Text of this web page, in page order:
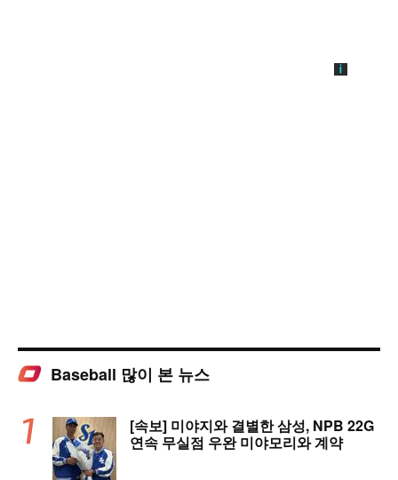
Baseball 많이 본 뉴스
[속보] 미야지와 결별한 삼성, NPB 22G
연속 무실점 우완 미야모리와 계약